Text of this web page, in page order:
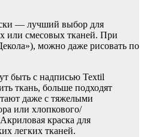
— лучший выбор для
или смесовых тканей. При
можно даже рисовать по
быть с надписью Textil
ткань, больше подходят
даже с тяжелыми
или хлопкового/
краска для
легких тканей.